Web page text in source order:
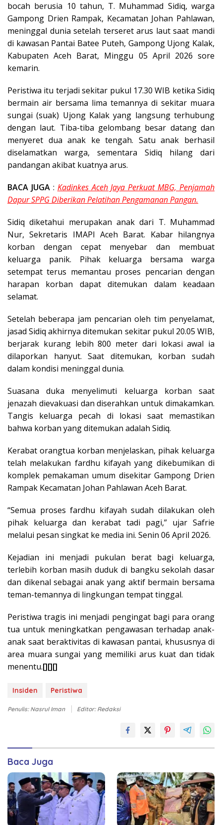
bocah berusia 10 tahun, T. Muhammad Sidiq, warga
Gampong Drien Rampak, Kecamatan Johan Pahlawan,
meninggal dunia setelah terseret arus laut saat mandi
di kawasan Pantai Batee Puteh, Gampong Ujong Kalak,
Kabupaten Aceh Barat, Minggu 05 April 2026 sore
kemarin.
Peristiwa itu terjadi sekitar pukul 17.30 WIB ketika Sidiq
bermain air bersama lima temannya di sekitar muara
sungai (suak) Ujong Kalak yang langsung terhubung
dengan laut. Tiba-tiba gelombang besar datang dan
menyeret dua anak ke tengah. Satu anak berhasil
diselamatkan warga, sementara Sidiq hilang dari
pandangan akibat kuatnya arus.
BACA JUGA: Kadinkes Aceh Jaya Perkuat MBG, Penjamah
Dapur SPPG Diberikan Pelatihan Pengamanan Pangan.
Sidiq diketahui merupakan anak dari T. Muhammad
Nur, Sekretaris IMAPI Aceh Barat. Kabar hilangnya
korban dengan cepat menyebar dan membuat
keluarga panik. Pihak keluarga bersama warga
setempat terus memantau proses pencarian dengan
harapan korban dapat ditemukan dalam keadaan
selamat.
Setelah beberapa jam pencarian oleh tim penyelamat,
jasad Sidiq akhirnya ditemukan sekitar pukul 20.05 WIB,
berjarak kurang lebih 800 meter dari lokasi awal ia
dilaporkan hanyut. Saat ditemukan, korban sudah
dalam kondisi meninggal dunia.
Suasana duka menyelimuti keluarga korban saat
jenazah dievakuasi dan diserahkan untuk dimakamkan.
Tangis keluarga pecah di lokasi saat memastikan
bahwa korban yang ditemukan adalah Sidiq.
Kerabat orangtua korban menjelaskan, pihak keluarga
telah melakukan fardhu kifayah yang dikebumikan di
komplek pemakaman umum disekitar Gampong Drien
Rampak Kecamatan Johan Pahlawan Aceh Barat.
“Semua proses fardhu kifayah sudah dilakukan oleh
pihak keluarga dan kerabat tadi pagi,” ujar Safrie
melalui pesan singkat ke media ini. Senin 06 April 2026.
Kejadian ini menjadi pukulan berat bagi keluarga,
terlebih korban masih duduk di bangku sekolah dasar
dan dikenal sebagai anak yang aktif bermain bersama
teman-temannya di lingkungan tempat tinggal.
Peristiwa tragis ini menjadi pengingat bagi para orang
tua untuk meningkatkan pengawasan terhadap anak-
anak saat beraktivitas di kawasan pantai, khususnya di
area muara sungai yang memiliki arus kuat dan tidak
menentu.[][][]
Insiden Peristiwa
Penulis: Nasrul Iman Editor: Redaksi
Baca Juga